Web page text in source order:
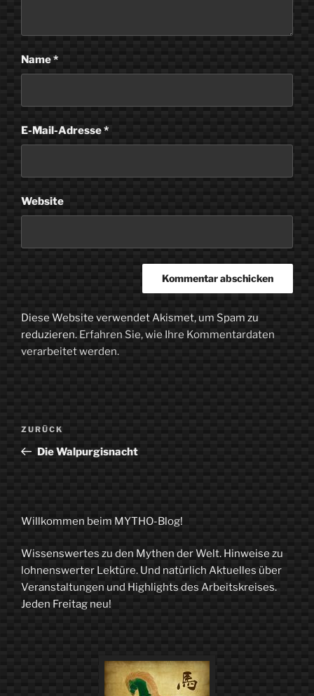
Name*
E-Mail-Adresse*
Website
Diese Website verwendet Akismet, um Spam zu
reduzieren. Erfahren Sie, wie Ihre Kommentardaten
verarbeitet werden.
Beitragsnavigation
Vorheriger
Beitrag
ZURÜCK
Die Walpurgisnacht
Willkommen beim MYTHO-Blog!
Wissenswertes zu den Mythen der Welt. Hinweise zu
lohnenswerter Lektüre. Und natürlich Aktuelles über
Veranstaltungen und Highlights des Arbeitskreises.
Jeden Freitag neu!